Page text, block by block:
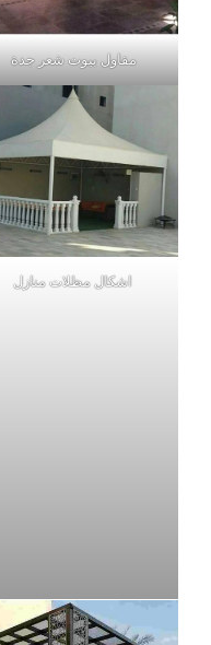
مقاول بيوت شعر جدة
اشكال مظلات منازل